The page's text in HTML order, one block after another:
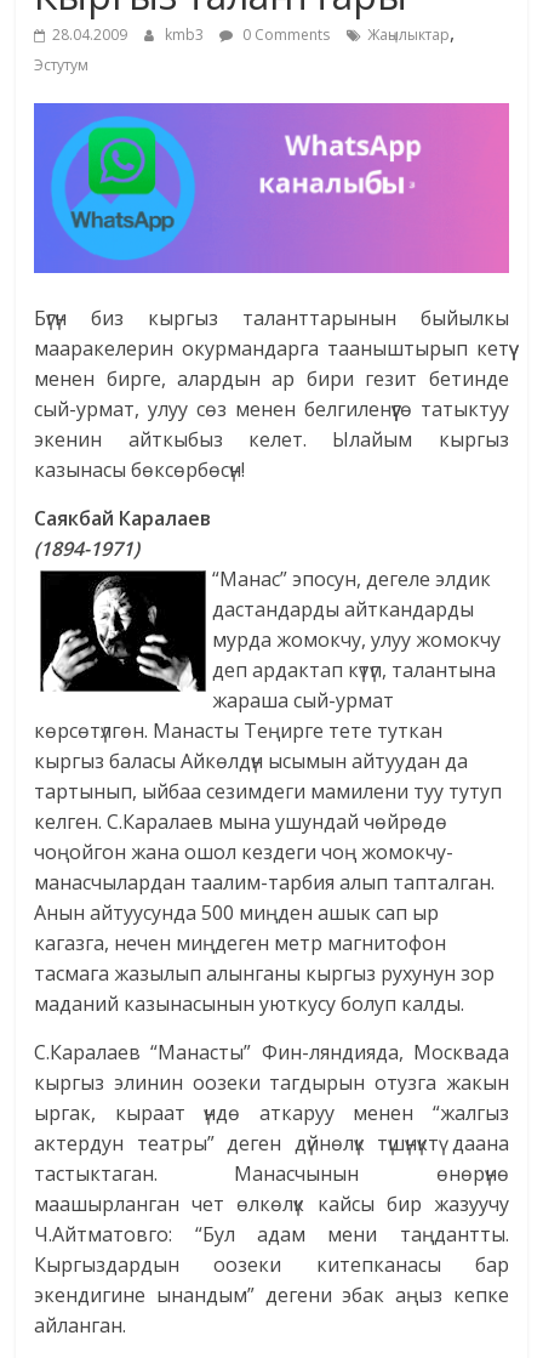
маданияты
жана
адабияты
28.04.2009 kmb3 0 Comments Жаңылыктар,
Эстутум
Бүгүн биз кыргыз таланттарынын быйылкы
мааракелерин окурмандарга тааныштырып кетүү
менен бирге, алардын ар бири гезит бетинде
сый-урмат, улуу сөз менен белгиленүүгө татыктуу
экенин айткыбыз келет. Ылайым кыргыз
казынасы бөксөрбөсүн!
Саякбай Каралаев
(1894-1971)
“Манас” эпосун, дегеле элдик
дастандарды айткандарды
мурда жомокчу, улуу жомокчу
деп ардактап күтүп, талантына
жараша сый-урмат
көрсөтүлгөн. Манасты Теңирге тете туткан
кыргыз баласы Айкөлдүн ысымын айтуудан да
тартынып, ыйбаа сезимдеги мамилени туу тутуп
келген. С.Каралаев мына ушундай чөйрөдө
чоңойгон жана ошол кездеги чоң жомокчу-
манасчылардан таалим-тарбия алып тапталган.
Анын айтуусунда 500 миңден ашык сап ыр
кагазга, нечен миңдеген метр магнитофон
тасмага жазылып алынганы кыргыз рухунун зор
маданий казынасынын уюткусу болуп калды.
С.Каралаев “Манасты” Фин-ляндияда, Москвада
кыргыз элинин оозеки тагдырын отузга жакын
ыргак, кыраат үндө аткаруу менен “жалгыз
актердун театры” деген дүйнөлүк түшүнүктү даана
тастыктаган. Манасчынын өнөрүнө
маашырланган чет өлкөлүк кайсы бир жазуучу
Ч.Айтматовго: “Бул адам мени таңдантты.
Кыргыздардын оозеки китепканасы бар
экендигине ынандым” дегени эбак аңыз кепке
айланган.